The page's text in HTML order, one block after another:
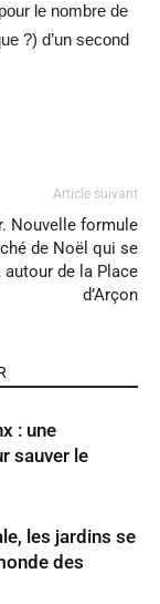
le nombre de
?) d’un second
Article suivant
Nouvelle formule
de Noël qui se
de la Place
d’Arçon
: une
sauver le
les jardins se
des